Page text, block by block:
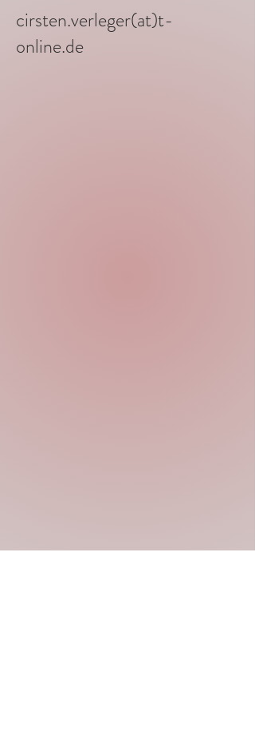
cirsten.verleger(at)t-
online.de